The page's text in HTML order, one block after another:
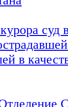
суд
в